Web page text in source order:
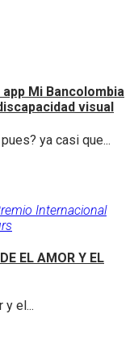
Mi Bancolombia
visual
ya casi que...
Internacional
EL AMOR Y EL
y el...